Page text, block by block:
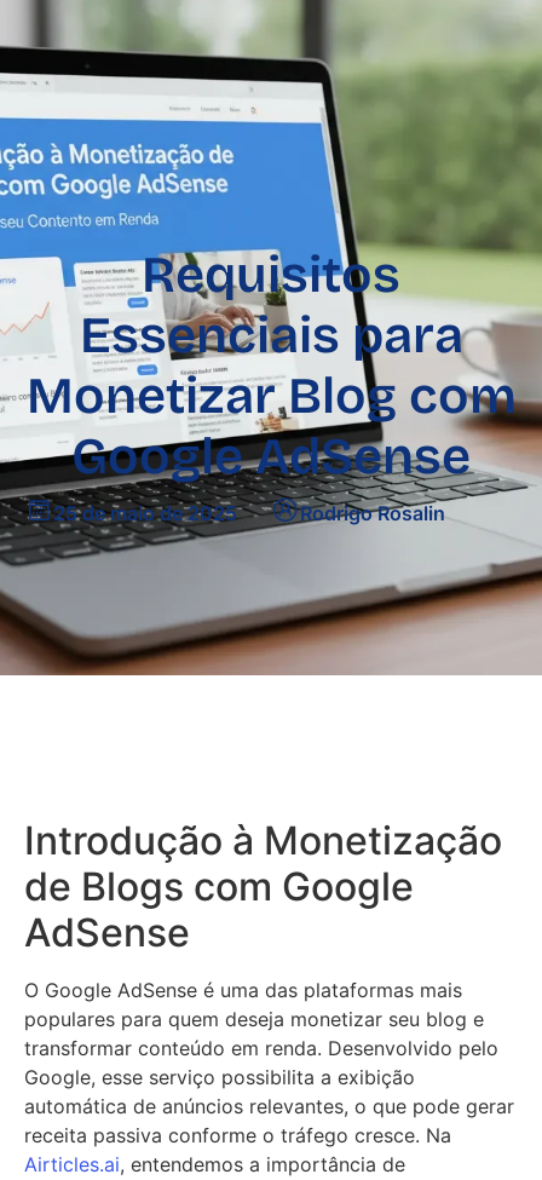
Começar teste grátis →
Requisitos
Essenciais para
Monetizar Blog com
Google AdSense
25 de maio de 2025 Rodrigo Rosalin
Introdução à Monetização
de Blogs com Google
AdSense
O Google AdSense é uma das plataformas mais
populares para quem deseja monetizar seu blog e
transformar conteúdo em renda. Desenvolvido pelo
Google, esse serviço possibilita a exibição
automática de anúncios relevantes, o que pode gerar
receita passiva conforme o tráfego cresce. Na
Airticles.ai, entendemos a importância de